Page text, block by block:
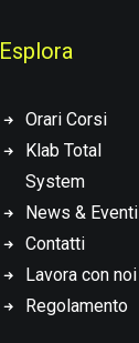
Esplora
Orari Corsi
Klab Total
System
News & Eventi
Contatti
Lavora con noi
Regolamento